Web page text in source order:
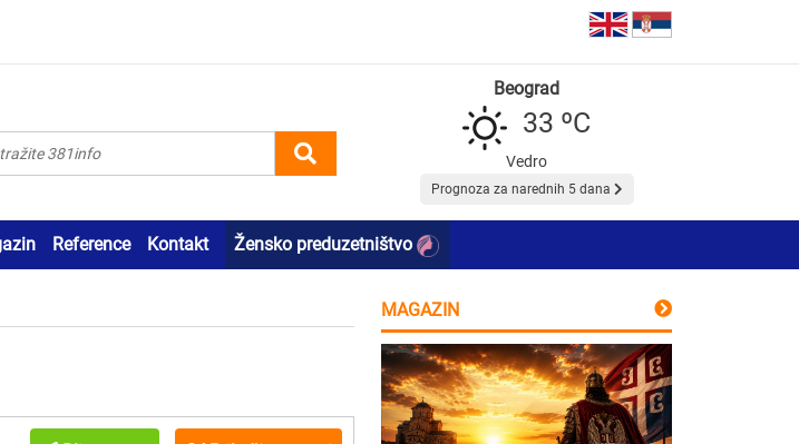
Beograd
33 ºC
Vedro
Prognoza za narednih 5 dana
Reference Kontakt Žensko preduzetništvo
MAGAZIN